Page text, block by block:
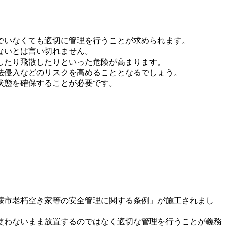
なくても適切に管理を行うことが求められます。
とは言い切れません。
り飛散したりといった危険が高まります。
入などのリスクを高めることとなるでしょう。
を確保することが必要です。
老朽空き家等の安全管理に関する条例」が施工されまし
ないまま放置するのではなく適切な管理を行うことが義務